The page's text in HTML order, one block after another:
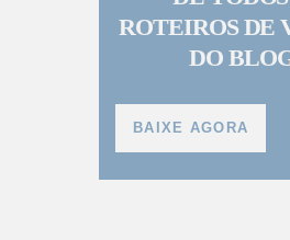
ROTEIROS DE
DO
BAIXE AGORA